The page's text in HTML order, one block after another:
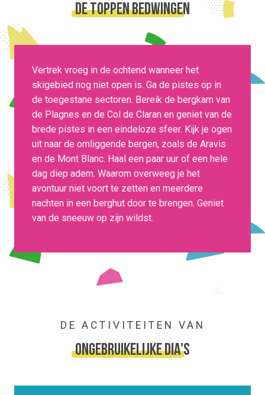
de toppen bedwingen
Vertrek vroeg in de ochtend wanneer het
skigebied nog niet open is. Ga de pistes op in
de toegestane sectoren. Bereik de bergkam van
de Plagnes en de Col de Claran en geniet van de
brede pistes in een eindeloze sfeer. Kijk je ogen
uit naar de omliggende bergen, zoals de Aravis
en de Mont Blanc. Haal een paar uur of een hele
dag diep adem. Waarom overweeg je het
avontuur niet voort te zetten en meerdere
nachten in een berghut door te brengen. Geniet
van de sneeuw op zijn wildst.
DE ACTIVITEITEN VAN
ongebruikelijke dia's